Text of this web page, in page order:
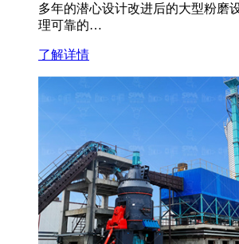
多年的潜心设计改进后的大型粉磨
理可靠的…
了解详情